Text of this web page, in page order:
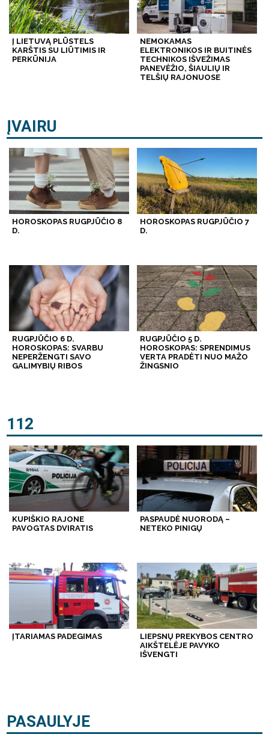
Į LIETUVĄ PLŪSTELS
KARŠTIS SU LIŪTIMIS IR
PERKŪNIJA
NEMOKAMAS
ELEKTRONIKOS IR BUITINĖS
TECHNIKOS IŠVEŽIMAS
PANEVĖŽIO, ŠIAULIŲ IR
TELŠIŲ RAJONUOSE
ĮVAIRU
HOROSKOPAS RUGPJŪČIO 8
D.
HOROSKOPAS RUGPJŪČIO 7
D.
RUGPJŪČIO 6 D.
HOROSKOPAS: SVARBU
NEPERŽENGTI SAVO
GALIMYBIŲ RIBOS
RUGPJŪČIO 5 D.
HOROSKOPAS: SPRENDIMUS
VERTA PRADĖTI NUO MAŽO
ŽINGSNIO
112
KUPIŠKIO RAJONE
PAVOGTAS DVIRATIS
PASPAUDĖ NUORODĄ –
NETEKO PINIGŲ
ĮTARIAMAS PADEGIMAS
LIEPSNŲ PREKYBOS CENTRO
AIKŠTELĖJE PAVYKO
IŠVENGTI
PASAULYJE